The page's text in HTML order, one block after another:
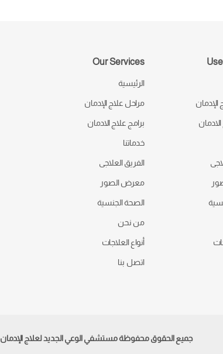
الإدمان
Our Services
الرئيسية
مراحل علاج الإدمان
برامج علاج الادمان
خدماتنا
الفريق العلاجى
معرض الصور
الصحة الجنسية
من نحن
أنواع العلاجات
اتصل بنا
جميع الحقوق محفوظة مستشفي الوعي الجديد لعلاج الإدمان